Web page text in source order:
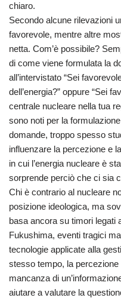
chiaro.
Secondo alcune rilevazioni
favorevole, mentre altre
netta. Com’è possibile?
di come viene formulata la
all’intervistato “Sei
dell’energia?” oppure “Sei
centrale nucleare nella tua
sono noti per la
domande, troppo spesso
influenzare la percezione e
in cui l’energia nucleare è
sorprende perciò che ci sia
Chi è contrario al nucleare
posizione ideologica, ma
basa ancora su timori legati
Fukushima, eventi tragici
tecnologie applicate alla
stesso tempo, la
mancanza di
aiutare a valutare la